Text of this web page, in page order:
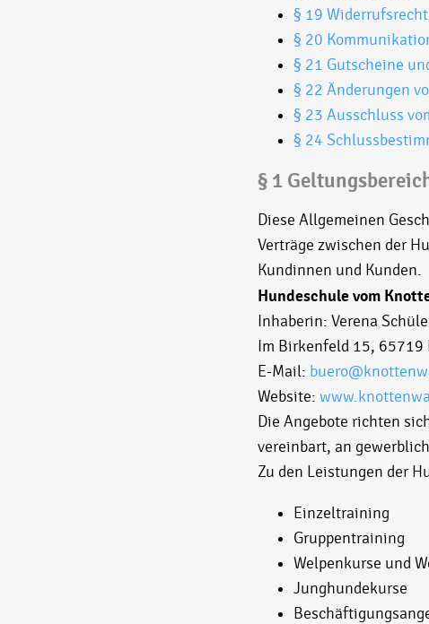
§ 19
§ 20
§ 21 Gutscheine
§ 22 Änderungen
§ 23 Ausschluss
§ 24
§ 1
Diese Allgemeinen
Verträge zwischen der
Kundinnen und Kunden.
Hundeschule vom
Inhaberin: Verena
Im Birkenfeld 15, 65719
E-Mail:
Website:
Die Angebote richten
vereinbart, an
Zu den Leistungen der
Einzeltraining
Gruppentraining
Welpenkurse und
Junghundekurse